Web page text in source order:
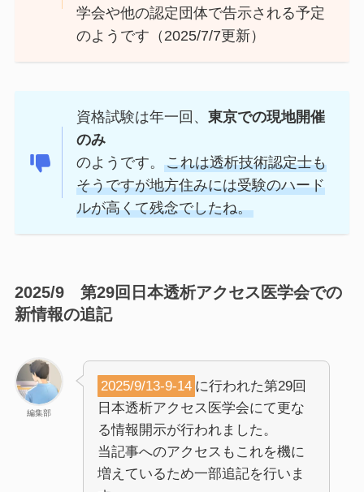
学会や他の認定団体で告示される予定
のようです（2025/7/7更新）
資格試験は年一回、東京での現地開催
のみ
のようです。これは透析技術認定士も
そうですが地方住みには受験のハード
ルが高くて残念でしたね。
2025/9 第29回 日本透析アクセス医学会での
新情報の追記
編集部
2025/9/13-9-14 に行われた第29回
日本透析アクセス医学会にて更な
る情報開示が行われました。
当記事へのアクセスもこれを機に
増えているため一部追記を行いま